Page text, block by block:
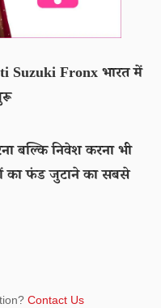
Fronx भारत में
बल्कि निवेश करना भी
का फंड जुटाने का सबसे
Contact Us